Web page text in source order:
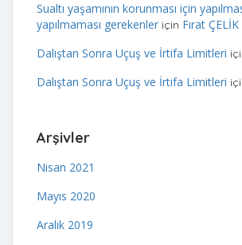
Sualtı yaşamının korunması için
yapılmaması gerekenler için Fırat ÇELİK
Dalıştan Sonra Uçuş ve İrtifa Limitleri
Dalıştan Sonra Uçuş ve İrtifa Limitleri
Arşivler
Nisan 2021
Mayıs 2020
Aralık 2019